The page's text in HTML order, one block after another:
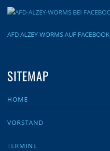
AFD ALZEY-WORMS AUF FACEBOOK
SITEMAP
HOME
VORSTAND
TERMINE